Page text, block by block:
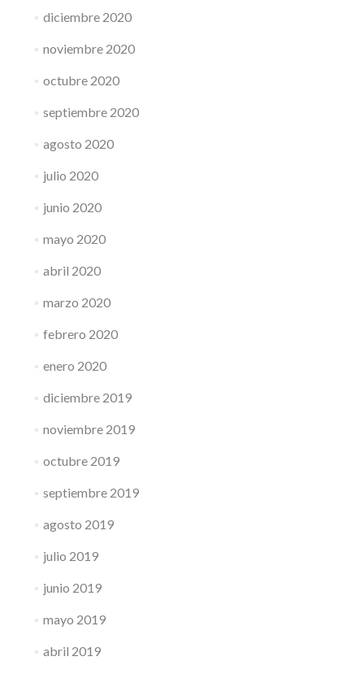
diciembre 2020
noviembre 2020
octubre 2020
septiembre 2020
agosto 2020
julio 2020
junio 2020
mayo 2020
abril 2020
marzo 2020
febrero 2020
enero 2020
diciembre 2019
noviembre 2019
octubre 2019
septiembre 2019
agosto 2019
julio 2019
junio 2019
mayo 2019
abril 2019